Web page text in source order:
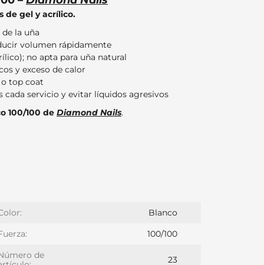
de gel y acrílico.
la uña
volumen rápidamente
no apta para uña natural
y exceso de calor
top coat
servicio y evitar líquidos agresivos
100/100 de Diamond Nails.
Blanco
100/100
de
23